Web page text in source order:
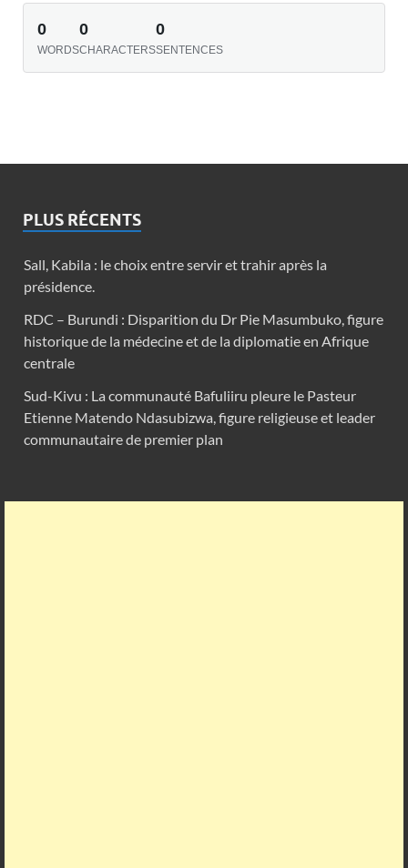
0
WORDS
0
CHARACTERS
0
SENTENCES
PLUS RÉCENTS
Sall, Kabila : le choix entre servir et trahir après la
présidence.
RDC – Burundi : Disparition du Dr Pie Masumbuko, figure
historique de la médecine et de la diplomatie en Afrique
centrale
Sud-Kivu : La communauté Bafuliiru pleure le Pasteur
Etienne Matendo Ndasubizwa, figure religieuse et leader
communautaire de premier plan